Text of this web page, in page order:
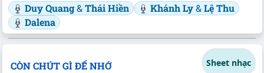
Duy Quang&Thái Hiền Khánh Ly&Lệ Thu
Dalena
CÒN CHÚT GÌ ĐỂ NHỚ Sheet nhạc